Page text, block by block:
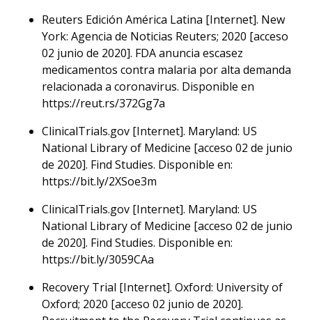
Reuters Edición América Latina [Internet]. New
York: Agencia de Noticias Reuters; 2020 [acceso
02 junio de 2020]. FDA anuncia escasez
medicamentos contra malaria por alta demanda
relacionada a coronavirus. Disponible en
https://reut.rs/372Gg7a
ClinicalTrials.gov [Internet]. Maryland: US
National Library of Medicine [acceso 02 de junio
de 2020]. Find Studies. Disponible en:
https://bit.ly/2XSoe3m
ClinicalTrials.gov [Internet]. Maryland: US
National Library of Medicine [acceso 02 de junio
de 2020]. Find Studies. Disponible en:
https://bit.ly/3059CAa
Recovery Trial [Internet]. Oxford: University of
Oxford; 2020 [acceso 02 junio de 2020].